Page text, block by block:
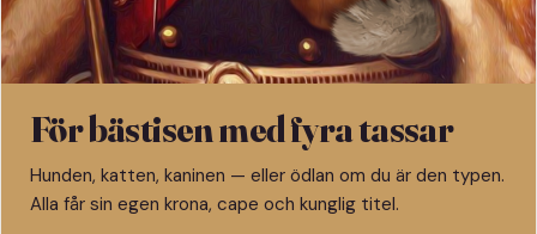
För bästisen med fyra tassar
Hunden, katten, kaninen — eller ödlan om du är den typen.
Alla får sin egen krona, cape och kunglig titel.